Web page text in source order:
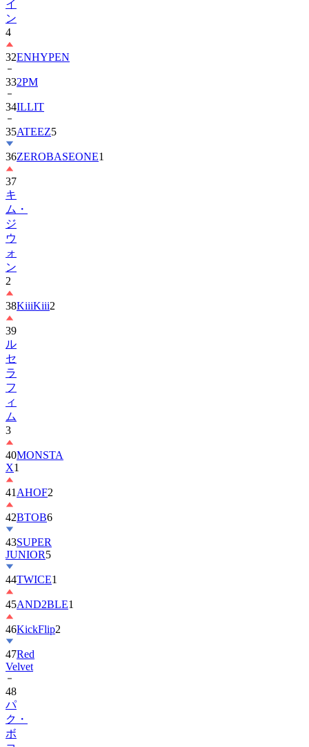
4
32
332PM
34ILLIT
35ATEEZ
36ZEROBASEONE
37
キ
ム・
ジ
ウ
ォ
ン
2
38
39
ル
セ
ラ
フ
ィ
ム
3
40
X
41AHOF
42 BTOB6
43SUPER
JUNIOR
44TWICE
45AND2BLE
46KickFlip2
47Red
Velvet
48
パ
ク・
ボ
ヨ
ン